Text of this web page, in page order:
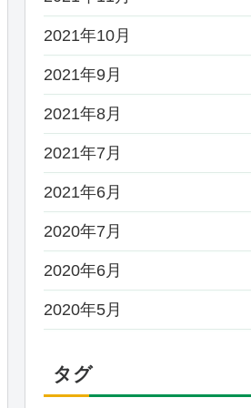
2021年10月
2021年9月
2021年8月
2021年7月
2021年6月
2020年7月
2020年6月
2020年5月
タグ